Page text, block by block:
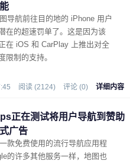
导航前往目的地的 iPhone 用户
在的超速罚单了。这是因为该
在 iOS 和 CarPlay 上推出对全
限制的支持。
阅读 (2124) 评论 (0) 详细内容
正在测试将用户导航到赞助
广告
款免费使用的流行导航应用程
的许多其他服务一样，地图也